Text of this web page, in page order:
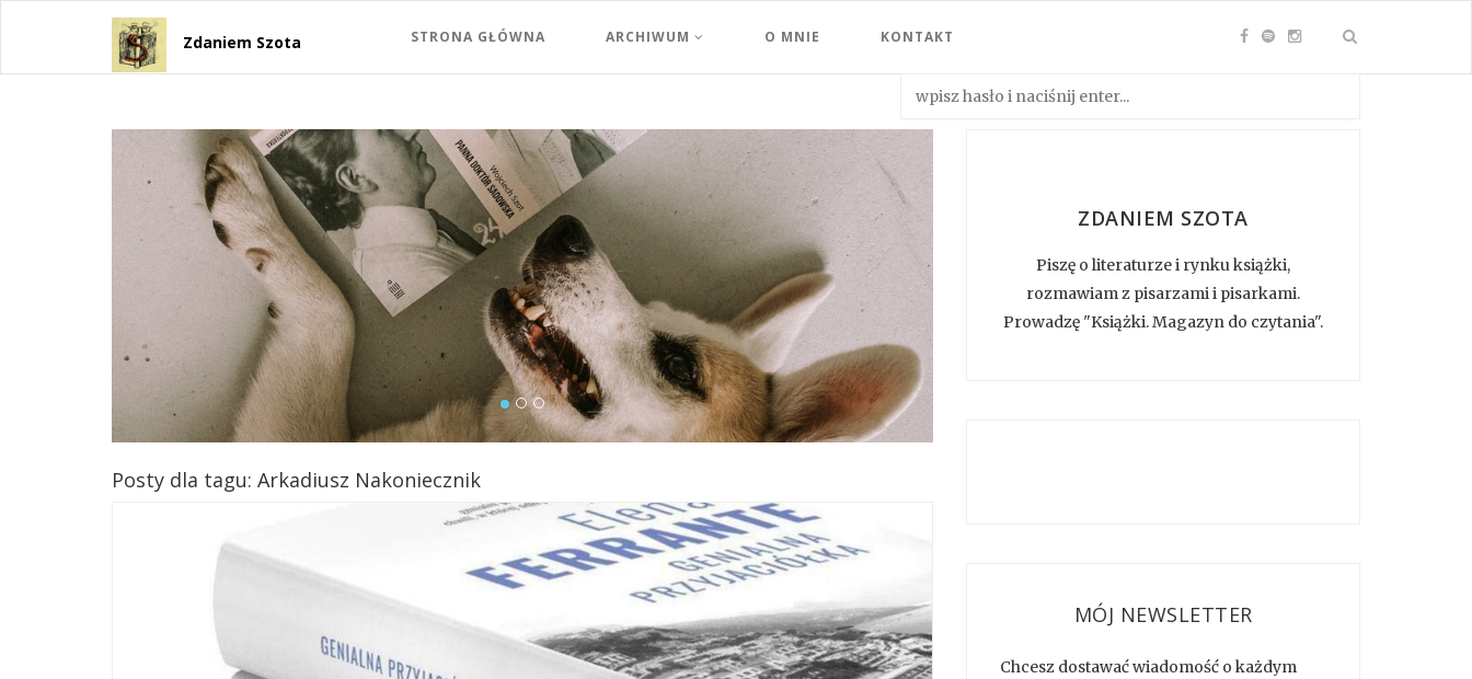
Zdaniem Szota STRONA GŁÓWNA ARCHIWUM O MNIE KONTAKT
Posty dla tagu: Arkadiusz Nakoniecznik
ZDANIEM SZOTA
Piszę o literaturze i rynku książki,
rozmawiam z pisarzami i pisarkami.
Prowadzę "Książki. Magazyn do czytania".
MÓJ NEWSLETTER
Chcesz dostawać wiadomość o każdym